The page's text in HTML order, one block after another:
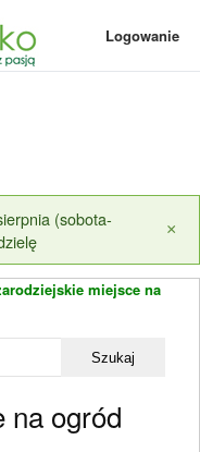
Logowanie
(sobota-
×
miejsce na
Szukaj
na ogród